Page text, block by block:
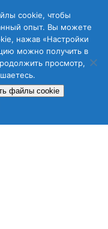
ENG
cookie, чтобы
опыт. Вы можете
нажав «Настройки
можно получить в
просмотр,
файлы cookie